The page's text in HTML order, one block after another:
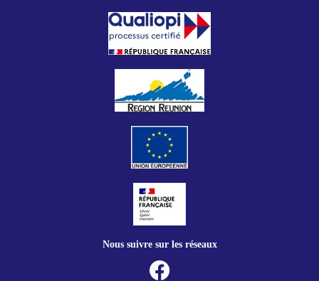
Nous suivre sur les réseaux